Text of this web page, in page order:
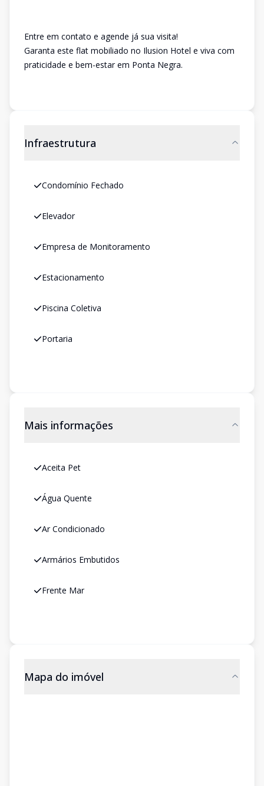
Entre em contato e agende já sua visita!
Garanta este flat mobiliado no Ilusion Hotel e viva com
praticidade e bem-estar em Ponta Negra.
Infraestrutura
Condomínio Fechado
Elevador
Empresa de Monitoramento
Estacionamento
Piscina Coletiva
Portaria
Mais informações
Aceita Pet
Água Quente
Ar Condicionado
Armários Embutidos
Frente Mar
Mapa do imóvel